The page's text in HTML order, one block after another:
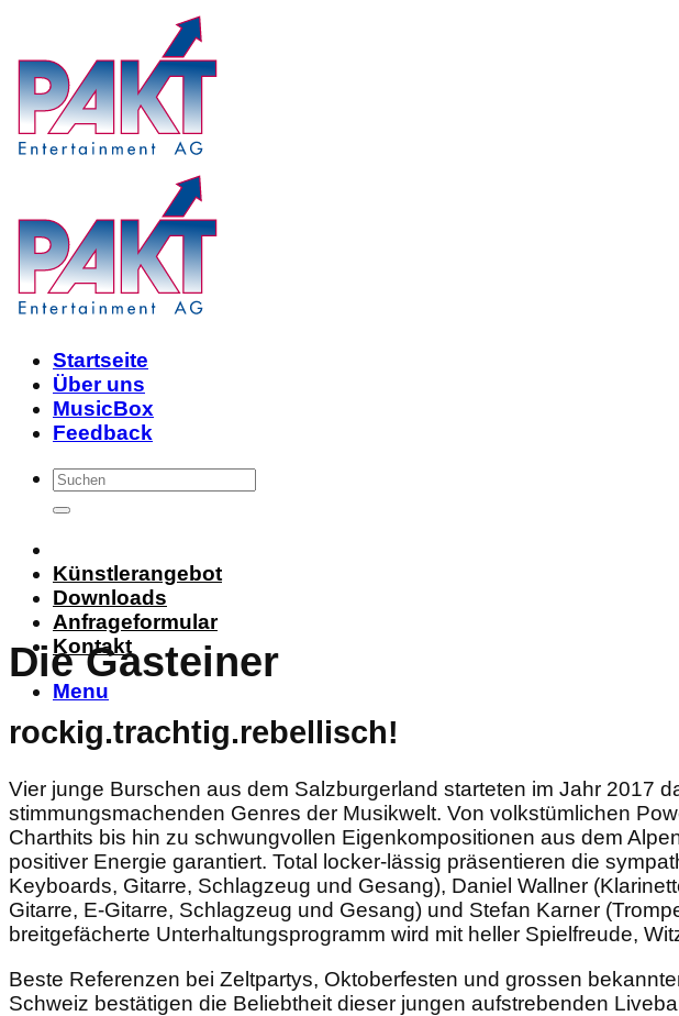
content
Startseite
Über uns
MusicBox
Feedback
Künstlerangebot
Downloads
Anfrageformular
Kontakt
Menu
Die Gasteiner
rockig.trachtig.rebellisch!
Vier junge Burschen aus dem Salzburgerland starteten im Jahr 2017
stimmungsmachenden Genres der Musikwelt. Von volkstümlichen
Charthits bis hin zu schwungvollen Eigenkompositionen aus dem
positiver Energie garantiert. Total locker-lässig präsentieren die
Keyboards, Gitarre, Schlagzeug und Gesang), Daniel Wallner
Gitarre, E-Gitarre, Schlagzeug und Gesang) und Stefan Karner
breitgefächerte Unterhaltungsprogramm wird mit heller Spielfreude,
Beste Referenzen bei Zeltpartys, Oktoberfesten und grossen
Schweiz bestätigen die Beliebtheit dieser jungen aufstrebenden